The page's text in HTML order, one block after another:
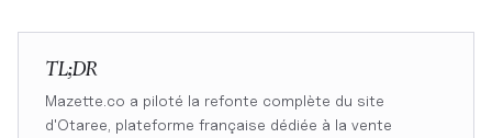
TL;DR
Mazette.co a piloté la refonte complète du site
d'Otaree, plateforme française dédiée à la vente